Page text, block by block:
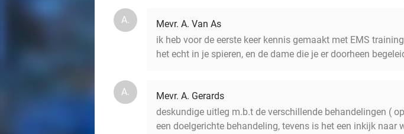
A.
Mevr. A. Van As
ik heb voor de eerste keer kennis gemaakt met EMS
het echt in je spieren, en de dame die je er doorheen
A.
Mevr. A. Gerards
deskundige uitleg m.b.t de verschillende behandelingen (
een doelgerichte behandeling, tevens is het een inkijk